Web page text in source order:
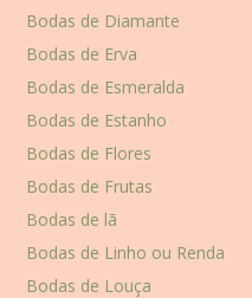
Bodas de Diamante
Bodas de Erva
Bodas de Esmeralda
Bodas de Estanho
Bodas de Flores
Bodas de Frutas
Bodas de lã
Bodas de Linho ou Renda
Bodas de Louça